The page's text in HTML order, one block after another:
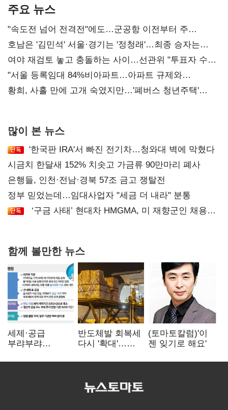
주요 뉴스
"속도전 넘어 전격전"에도…군공항 이전부터 주
52시간까지 '뇌관'
호남은 '김민석' 서울·경기는 '정청래'…최종 승자는
'안갯속'
여야 재검토 놓고 충돌하는 사이…선관위 "투표자 수
오차 당연"
"서울 등록임대 84%비아파트…아파트 규제와
달리해야"
황희, 사흘 만에 고개 숙였지만…'폐버스 청년주택'
많이 본 뉴스
'한국판 IRA'서 빠진 전기차…청와대 벽에 막혔다
시금치 한달새 152% 치솟고 가금류 90만마리 폐사
은행들, 인천·전남·경북 57조 금고 쟁탈전
정부 믿었는데…임대사업자 "세금 더 내라" 분통
‘구금 사태’ 현대차 HMGMA, 미 재향군인 채용
함께 볼만한 뉴스
세제·공급
부랴부랴
김윤덕' 책임론
반도체발 회복세
다시 '확대'…
5.8% 반등
(토마토칼럼)'이
젠 잊기로 해요'